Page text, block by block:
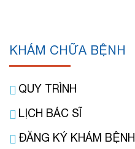
KHÁM CHỮA BỆNH
QUY TRÌNH
LỊCH BÁC SĨ
ĐĂNG KÝ KHÁM BỆNH